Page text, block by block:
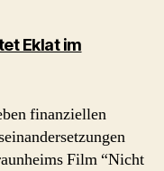
Eklat im
finanziellen
Film “Nicht